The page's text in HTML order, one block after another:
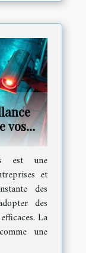
vos
est une
et
des
des
La
une